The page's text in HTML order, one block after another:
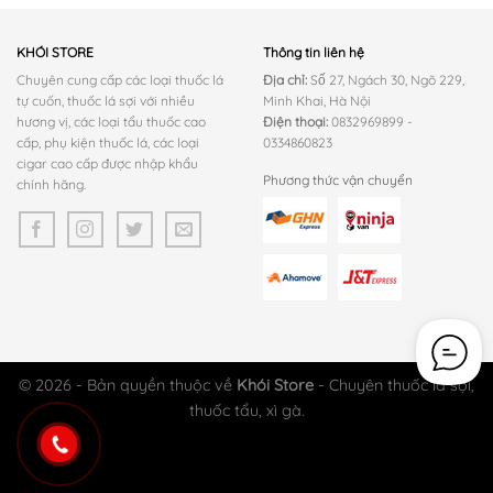
KHÓI STORE
Chuyên cung cấp các loại thuốc lá
tự cuốn, thuốc lá sợi với nhiều
hương vị, các loại tẩu thuốc cao
cấp, phụ kiện thuốc lá, các loại
cigar cao cấp được nhập khẩu
chính hãng.
Thông tin liên hệ
Địa chỉ: Số 27, Ngách 30, Ngõ 229,
Minh Khai, Hà Nội
Điện thoại: 0832969899 -
0334860823
Phương thức vận chuyển
© 2026 - Bản quyền thuộc về Khói Store - Chuyên thuốc lá sợi,
thuốc tẩu, xì gà.